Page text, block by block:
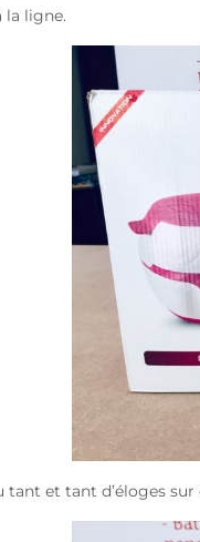
la ligne.
et tant d’éloges